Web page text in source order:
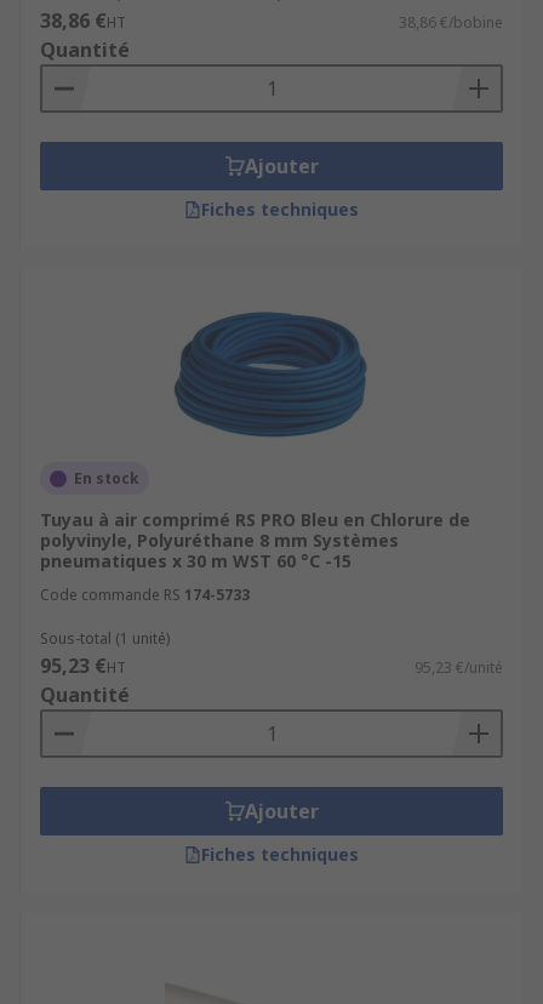
38,86 €HT 38,86 €/bobine
Quantité
Ajouter
Fiches techniques
En stock
Tuyau à air comprimé RS PRO Bleu en Chlorure de
polyvinyle, Polyuréthane 8 mm Systèmes
pneumatiques x 30 m WST 60 °C -15
Code commande RS 174-5733
Sous-total (1 unité)
95,23 €HT 95,23 €/unité
Quantité
Ajouter
Fiches techniques